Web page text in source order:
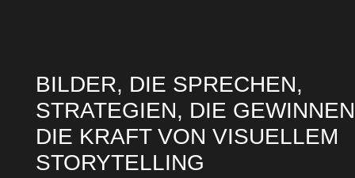
BILDER, DIE SPRECHEN,
STRATEGIEN, DIE GEWINNEN
DIE KRAFT VON VISUELLEM
STORYTELLING